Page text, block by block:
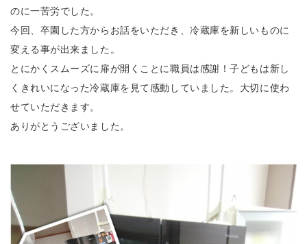
のに一苦労でした。
今回、卒園した方からお話をいただき、冷蔵庫を新しいものに
変える事が出来ました。
とにかくスムーズに扉が開くことに職員は感謝！子どもは新し
くきれいになった冷蔵庫を見て感動していました。大切に使わ
せていただきます。
ありがとうございました。